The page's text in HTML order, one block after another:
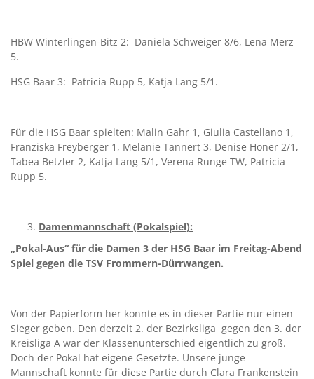
HBW Winterlingen-Bitz 2: Daniela Schweiger 8/6, Lena Merz
5.
HSG Baar 3: Patricia Rupp 5, Katja Lang 5/1.
Für die HSG Baar spielten: Malin Gahr 1, Giulia Castellano 1,
Franziska Freyberger 1, Melanie Tannert 3, Denise Honer 2/1,
Tabea Betzler 2, Katja Lang 5/1, Verena Runge TW, Patricia
Rupp 5.
Damenmannschaft (Pokalspiel):
„Pokal-Aus“ für die Damen 3 der HSG Baar im Freitag-Abend
Spiel gegen die TSV Frommern-Dürrwangen.
Von der Papierform her konnte es in dieser Partie nur einen
Sieger geben. Den derzeit 2. der Bezirksliga gegen den 3. der
Kreisliga A war der Klassenunterschied eigentlich zu groß.
Doch der Pokal hat eigene Gesetzte. Unsere junge
Mannschaft konnte für diese Partie durch Clara Frankenstein